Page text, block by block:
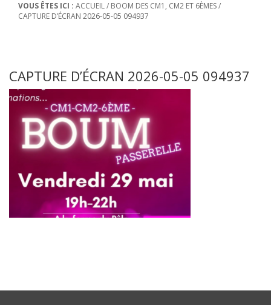
VOUS ÊTES ICI : ACCUEIL/ BOOM DES CM1, CM2 ET 6ÈMES/
CAPTURE D’ÉCRAN 2026-05-05 094937
CAPTURE D’ÉCRAN 2026-05-05 094937